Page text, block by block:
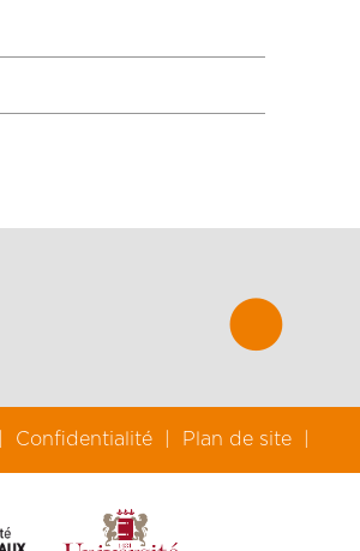
Confidentialité Plan de site